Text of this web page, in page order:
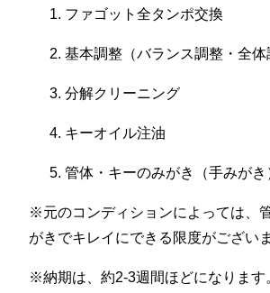
ファゴット全タンポ交換
基本調整（バランス調整・全体
分解クリーニング
キーオイル注油
管体・キーのみがき（手みがき
※元のコンディションによっては、
がきでキレイにできる限度がござい
※納期は、約2-3週間ほどになります